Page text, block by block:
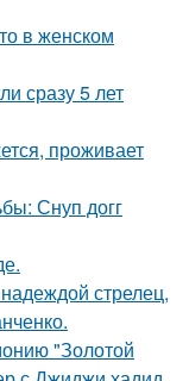
в женском
сразу 5 лет
проживает
Снуп догг
стрелец,
"Золотой